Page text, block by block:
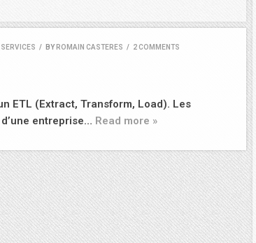
/ BY ROMAIN CASTERES / 2 COMMENTS
ETL (Extract, Transform, Load). Les
entreprise… Read more »